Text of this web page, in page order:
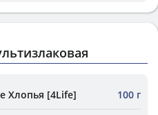
Хлопья [4Life] 100 г